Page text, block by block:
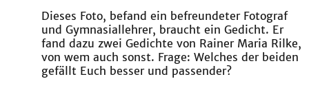
Dieses Foto, befand ein befreundeter Fotograf
und Gymnasiallehrer, braucht ein Gedicht. Er
fand dazu zwei Gedichte von Rainer Maria Rilke,
von wem auch sonst. Frage: Welches der beiden
gefällt Euch besser und passender?